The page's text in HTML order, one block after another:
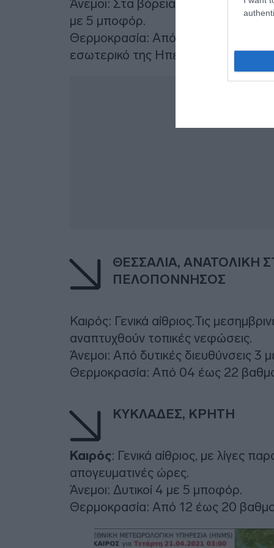
Άνεμοι: Στα βόρεια, μεταβλητοί
με 5 μποφόρ.
Θερμοκρασία: Από 05 έως 20 και
εσωτερικό της Ηπείρου 4 με 5
ΘΕΣΣΑΛΙΑ, ΑΝΑΤΟΛΙΚΗ
ΠΕΛΟΠΟΝΝΗΣΟΣ
Καιρός: Γενικά αίθριος.Τις
αναπτυχθούν τοπικές νεφώσεις.
Άνεμοι: Από δυτικές διευθύνσεις 3
Θερμοκρασία: Από 04 έως 22
ΚΥΚΛΑΔΕΣ, ΚΡΗΤΗ
Καιρός: Γενικά αίθριος, με λίγες
απογευματινές ώρες.
Άνεμοι: Δυτικοί 4 με 5 μποφόρ.
Θερμοκρασία: Από 12 έως 20